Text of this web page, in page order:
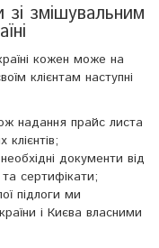
зі змішувальним
кожен може на
клієнтам наступні
надання прайс листа
документи від
сертифікати;
підлоги ми
і Києва власними